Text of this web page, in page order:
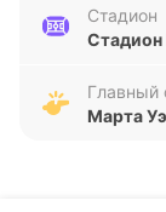
раза сыграв
14 голов и
напротив,
три победы и
Стадион
Стадион
Главный
Марта